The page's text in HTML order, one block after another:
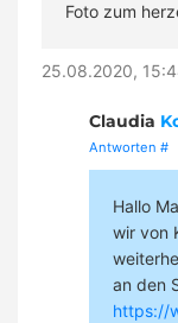
Foto zum
25.08.2020,
Claudia
Antworten #
Hallo
wir von
an den
https://